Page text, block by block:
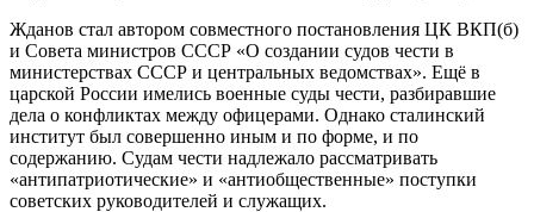
Жданов стал автором совместного постановления ЦК ВКП(б)
и Совета министров СССР «О создании судов чести в
министерствах СССР и центральных ведомствах». Ещё в
царской России имелись военные суды чести, разбиравшие
дела о конфликтах между офицерами. Однако сталинский
институт был совершенно иным и по форме, и по
содержанию. Судам чести надлежало рассматривать
«антипатриотические» и «антиобщественные» поступки
советских руководителей и служащих.